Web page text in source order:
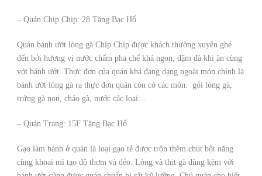
– Quán Chip Chip: 28 Tăng Bạc Hổ
Quán bánh ướt lòng gà Chíp Chíp được khách thường xuyên ghé
đến bởi hương vị nước chấm pha chế khá ngon, đậm đà khi ăn cùng
với bánh ướt. Thực đơn của quán khá đang dạng ngoài món chính là
bánh ướt lòng gà ra thực đơn quán còn có các món: gỏi lòng gà,
trứng gà non, cháo gà, nước các loại…
– Quán Trang: 15F Tăng Bạc Hổ
Gạo làm bánh ở quán là loại gạo tẻ được trộn thêm chút bột năng
cùng khoai mì tạo độ thơm và dẻo. Lòng và thịt gà dùng kèm với